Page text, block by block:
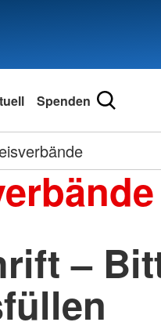
Spenden
–